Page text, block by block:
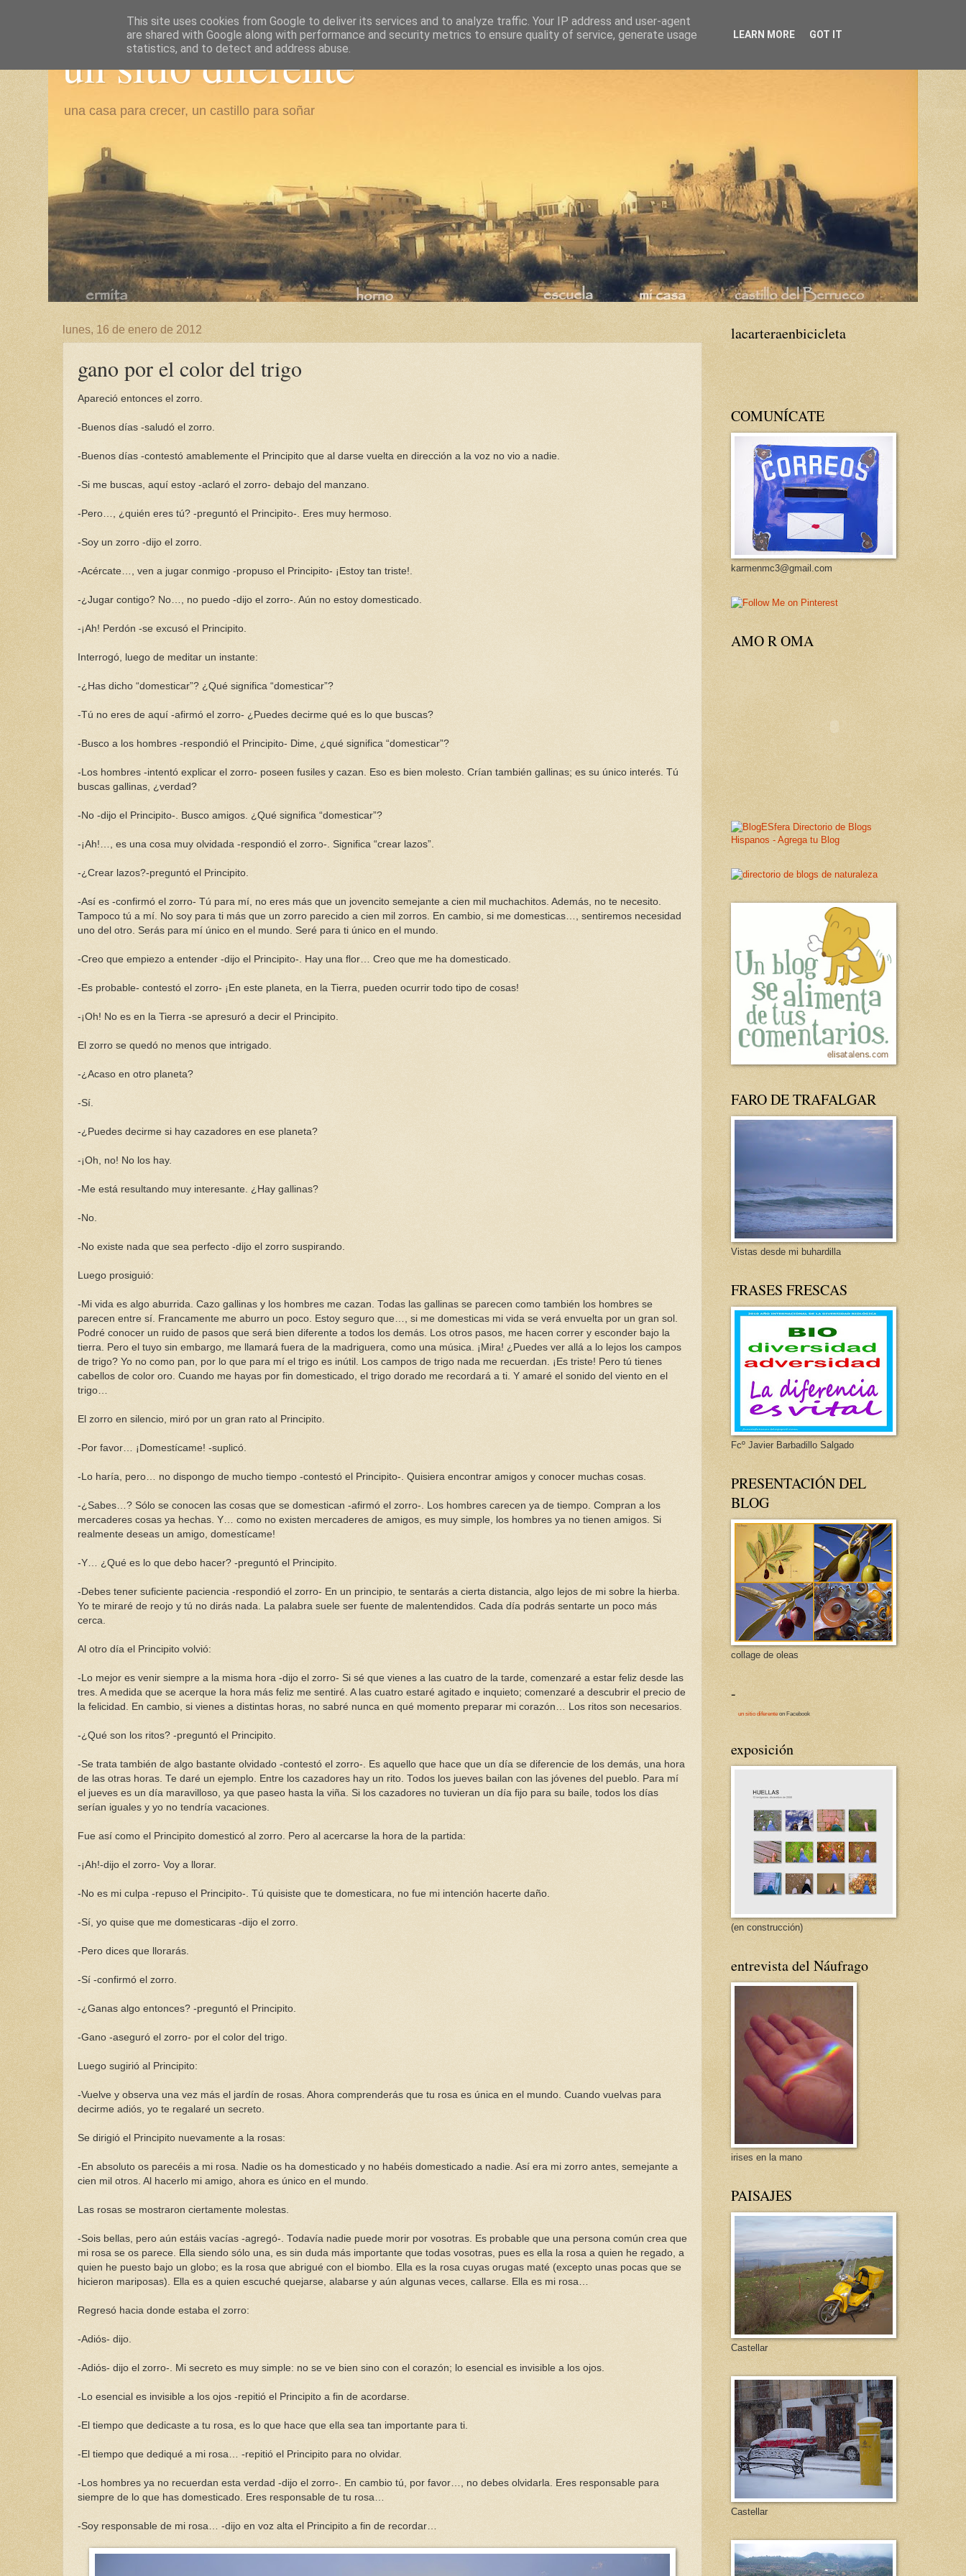
un sitio diferente
una casa para crecer, un castillo para soñar
lunes, 16 de enero de 2012
gano por el color del trigo
Apareció entonces el zorro.
-Buenos días -saludó el zorro.
-Buenos días -contestó amablemente el Principito que al darse vuelta en dirección a la voz no vio a nadie.
-Si me buscas, aquí estoy -aclaró el zorro- debajo del manzano.
-Pero…, ¿quién eres tú? -preguntó el Principito-. Eres muy hermoso.
-Soy un zorro -dijo el zorro.
-Acércate…, ven a jugar conmigo -propuso el Principito- ¡Estoy tan triste!.
-¿Jugar contigo? No…, no puedo -dijo el zorro-. Aún no estoy domesticado.
-¡Ah! Perdón -se excusó el Principito.
Interrogó, luego de meditar un instante:
-¿Has dicho “domesticar”? ¿Qué significa “domesticar”?
-Tú no eres de aquí -afirmó el zorro- ¿Puedes decirme qué es lo que buscas?
-Busco a los hombres -respondió el Principito- Dime, ¿qué significa “domesticar”?
-Los hombres -intentó explicar el zorro- poseen fusiles y cazan. Eso es bien molesto. Crían también gallinas; es su único interés. Tú
buscas gallinas, ¿verdad?
-No -dijo el Principito-. Busco amigos. ¿Qué significa “domesticar”?
-¡Ah!…, es una cosa muy olvidada -respondió el zorro-. Significa “crear lazos”.
-¿Crear lazos?-preguntó el Principito.
-Así es -confirmó el zorro- Tú para mí, no eres más que un jovencito semejante a cien mil muchachitos. Además, no te necesito.
Tampoco tú a mí. No soy para ti más que un zorro parecido a cien mil zorros. En cambio, si me domesticas…, sentiremos necesidad
uno del otro. Serás para mí único en el mundo. Seré para ti único en el mundo.
-Creo que empiezo a entender -dijo el Principito-. Hay una flor… Creo que me ha domesticado.
-Es probable- contestó el zorro- ¡En este planeta, en la Tierra, pueden ocurrir todo tipo de cosas!
-¡Oh! No es en la Tierra -se apresuró a decir el Principito.
El zorro se quedó no menos que intrigado.
-¿Acaso en otro planeta?
-Sí.
-¿Puedes decirme si hay cazadores en ese planeta?
-¡Oh, no! No los hay.
-Me está resultando muy interesante. ¿Hay gallinas?
-No.
-No existe nada que sea perfecto -dijo el zorro suspirando.
Luego prosiguió:
-Mi vida es algo aburrida. Cazo gallinas y los hombres me cazan. Todas las gallinas se parecen como también los hombres se
parecen entre sí. Francamente me aburro un poco. Estoy seguro que…, si me domesticas mi vida se verá envuelta por un gran sol.
Podré conocer un ruido de pasos que será bien diferente a todos los demás. Los otros pasos, me hacen correr y esconder bajo la
tierra. Pero el tuyo sin embargo, me llamará fuera de la madriguera, como una música. ¡Mira! ¿Puedes ver allá a lo lejos los campos
de trigo? Yo no como pan, por lo que para mí el trigo es inútil. Los campos de trigo nada me recuerdan. ¡Es triste! Pero tú tienes
cabellos de color oro. Cuando me hayas por fin domesticado, el trigo dorado me recordará a ti. Y amaré el sonido del viento en el
trigo…
El zorro en silencio, miró por un gran rato al Principito.
-Por favor… ¡Domestícame! -suplicó.
-Lo haría, pero… no dispongo de mucho tiempo -contestó el Principito-. Quisiera encontrar amigos y conocer muchas cosas.
-¿Sabes…? Sólo se conocen las cosas que se domestican -afirmó el zorro-. Los hombres carecen ya de tiempo. Compran a los
mercaderes cosas ya hechas. Y… como no existen mercaderes de amigos, es muy simple, los hombres ya no tienen amigos. Si
realmente deseas un amigo, domestícame!
-Y… ¿Qué es lo que debo hacer? -preguntó el Principito.
-Debes tener suficiente paciencia -respondió el zorro- En un principio, te sentarás a cierta distancia, algo lejos de mi sobre la hierba.
Yo te miraré de reojo y tú no dirás nada. La palabra suele ser fuente de malentendidos. Cada día podrás sentarte un poco más
cerca.
Al otro día el Principito volvió:
-Lo mejor es venir siempre a la misma hora -dijo el zorro- Si sé que vienes a las cuatro de la tarde, comenzaré a estar feliz desde las
tres. A medida que se acerque la hora más feliz me sentiré. A las cuatro estaré agitado e inquieto; comenzaré a descubrir el precio de
la felicidad. En cambio, si vienes a distintas horas, no sabré nunca en qué momento preparar mi corazón… Los ritos son necesarios.
-¿Qué son los ritos? -preguntó el Principito.
-Se trata también de algo bastante olvidado -contestó el zorro-. Es aquello que hace que un día se diferencie de los demás, una hora
de las otras horas. Te daré un ejemplo. Entre los cazadores hay un rito. Todos los jueves bailan con las jóvenes del pueblo. Para mí
el jueves es un día maravilloso, ya que paseo hasta la viña. Si los cazadores no tuvieran un día fijo para su baile, todos los días
serían iguales y yo no tendría vacaciones.
Fue así como el Principito domesticó al zorro. Pero al acercarse la hora de la partida:
-¡Ah!-dijo el zorro- Voy a llorar.
-No es mi culpa -repuso el Principito-. Tú quisiste que te domesticara, no fue mi intención hacerte daño.
-Sí, yo quise que me domesticaras -dijo el zorro.
-Pero dices que llorarás.
-Sí -confirmó el zorro.
-¿Ganas algo entonces? -preguntó el Principito.
-Gano -aseguró el zorro- por el color del trigo.
Luego sugirió al Principito:
-Vuelve y observa una vez más el jardín de rosas. Ahora comprenderás que tu rosa es única en el mundo. Cuando vuelvas para
decirme adiós, yo te regalaré un secreto.
Se dirigió el Principito nuevamente a la rosas:
-En absoluto os parecéis a mi rosa. Nadie os ha domesticado y no habéis domesticado a nadie. Así era mi zorro antes, semejante a
cien mil otros. Al hacerlo mi amigo, ahora es único en el mundo.
Las rosas se mostraron ciertamente molestas.
-Sois bellas, pero aún estáis vacías -agregó-. Todavía nadie puede morir por vosotras. Es probable que una persona común crea que
mi rosa se os parece. Ella siendo sólo una, es sin duda más importante que todas vosotras, pues es ella la rosa a quien he regado, a
quien he puesto bajo un globo; es la rosa que abrigué con el biombo. Ella es la rosa cuyas orugas maté (excepto unas pocas que se
hicieron mariposas). Ella es a quien escuché quejarse, alabarse y aún algunas veces, callarse. Ella es mi rosa…
Regresó hacia donde estaba el zorro:
-Adiós- dijo.
-Adiós- dijo el zorro-. Mi secreto es muy simple: no se ve bien sino con el corazón; lo esencial es invisible a los ojos.
-Lo esencial es invisible a los ojos -repitió el Principito a fin de acordarse.
-El tiempo que dedicaste a tu rosa, es lo que hace que ella sea tan importante para ti.
-El tiempo que dediqué a mi rosa… -repitió el Principito para no olvidar.
-Los hombres ya no recuerdan esta verdad -dijo el zorro-. En cambio tú, por favor…, no debes olvidarla. Eres responsable para
siempre de lo que has domesticado. Eres responsable de tu rosa…
-Soy responsable de mi rosa… -dijo en voz alta el Principito a fin de recordar…
lacarteraenbicicleta
COMUNÍCATE
karmenmc3@gmail.com
AMO R OMA
FARO DE TRAFALGAR
Vistas desde mi buhardilla
FRASES FRESCAS
Fcº Javier Barbadillo Salgado
PRESENTACIÓN DEL
BLOG
collage de oleas
-
un sitio diferente on Facebook
exposición
(en construcción)
entrevista del Náufrago
irises en la mano
PAISAJES
Castellar
Castellar
This site uses cookies from Google to deliver its services and to analyze traffic. Your IP address and user-agent
are shared with Google along with performance and security metrics to ensure quality of service, generate usage
statistics, and to detect and address abuse.
LEARN MORE GOT IT